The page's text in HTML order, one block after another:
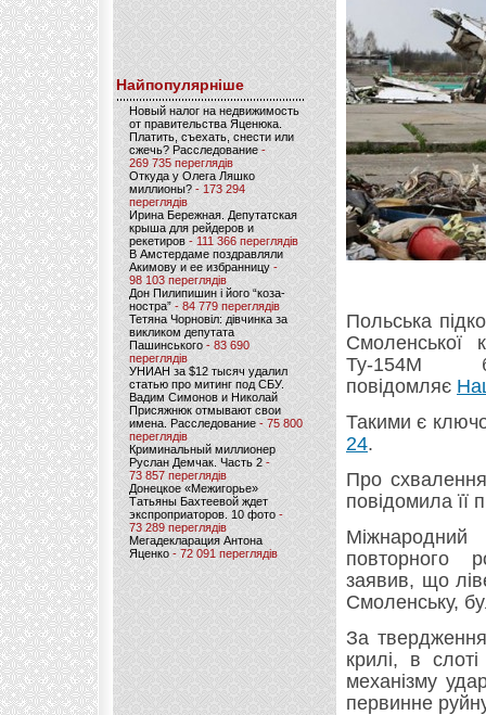
Найпопулярніше
Новый налог на недвижимость
от правительства Яценюка.
Платить, съехать, снести или
сжечь? Расследование-
269 735 переглядів
Откуда у Олега Ляшко
миллионы? - 173 294
переглядів
Ирина Бережная. Депутатская
крыша для рейдеров и
рекетиров - 111 366 переглядів
В Амстердаме поздравляли
Акимову и ее избранницу -
98 103 переглядів
Дон Пилипишин і його “коза-
ностра” - 84 779 переглядів
Тетяна Чорновіл: дівчинка за
викликом депутата
Пашинського- 83 690
переглядів
УНИАН за $12 тысяч удалил
статью про митинг под СБУ.
Вадим Симонов и Николай
Присяжнюк отмывают свои
имена. Расследование - 75 800
переглядів
Криминальный миллионер
Руслан Демчак. Часть 2-
73 857 переглядів
Донецкое «Межигорье»
Татьяны Бахтеевой ждет
экспроприаторов. 10 фото -
73 289 переглядів
Мегадекларация Антона
Яценко - 72 091 переглядів
Польська
Смоленської
Ту-154М
повідомляє
Такими є
24.
Про схвалення
повідомила її
повторного
заявив, що
Смоленську,
За
крилі, в
механізму
первинне